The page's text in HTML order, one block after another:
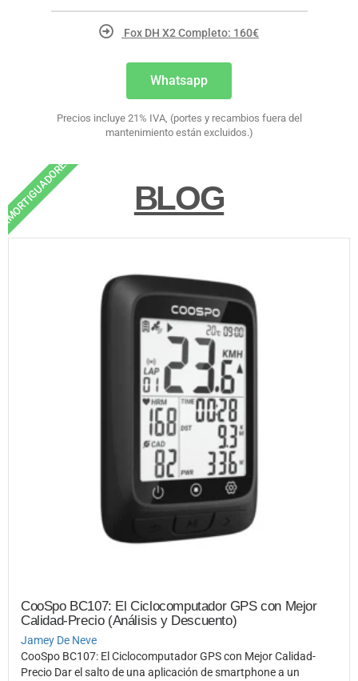
Fox DH X2 Completo: 160€
Whatsapp
Precios incluye 21% IVA, (portes y recambios fuera del
mantenimiento están excluidos.)
BLOG
CooSpo BC107: El Ciclocomputador GPS con Mejor
Calidad-Precio (Análisis y Descuento)
Jamey De Neve
CooSpo BC107: El Ciclocomputador GPS con Mejor Calidad-
Precio Dar el salto de una aplicación de smartphone a un